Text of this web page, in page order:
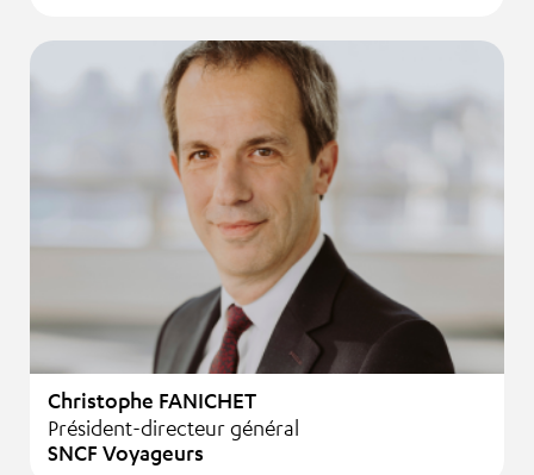
Christophe FANICHET
Président-directeur général
SNCF Voyageurs